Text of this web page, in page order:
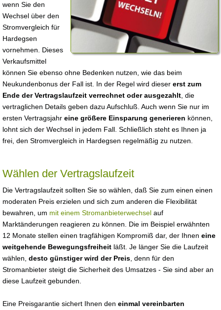
wenn Sie den
Wechsel über den
Stromvergleich für
Hardegsen
vornehmen. Dieses
Verkaufsmittel
können Sie ebenso ohne Bedenken nutzen, wie das beim
Neukundenbonus der Fall ist. In der Regel wird dieser erst zum
Ende der Vertragslaufzeit verrechnet oder ausgezahlt , die
vertraglichen Details geben dazu Aufschluß. Auch wenn Sie nur im
ersten Vertragsjahr eine größere Einsparung generieren können,
lohnt sich der Wechsel in jedem Fall. Schließlich steht es Ihnen ja
frei, den Stromvergleich in Hardegsen regelmäßig zu nutzen.
Wählen der Vertragslaufzeit
Die Vertragslaufzeit sollten Sie so wählen, daß Sie zum einen einen
moderaten Preis erzielen und sich zum anderen die Flexibilität
bewahren, um mit einem Stromanbieterwechsel auf
Marktänderungen reagieren zu können. Die im Beispiel erwähnten
12 Monate stellen einen tragfähigen Kompromiß dar, der Ihnen eine
weitgehende Bewegungsfreiheit läßt. Je länger Sie die Laufzeit
wählen, desto günstiger wird der Preis , denn für den
Stromanbieter steigt die Sicherheit des Umsatzes - Sie sind aber an
diese Laufzeit gebunden.
Eine Preisgarantie sichert Ihnen den einmal vereinbarten